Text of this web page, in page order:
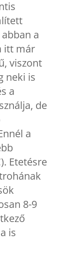
a
itt már
viszont
neki is
a
de
a
Etetésre
8-9
is